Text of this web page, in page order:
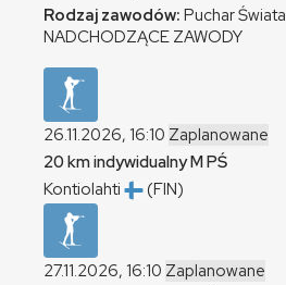
Rodzaj zawodów: Puchar Świata
NADCHODZĄCE ZAWODY
26.11.2026, 16:10 Zaplanowane
20 km indywidualnyMPŚ
Kontiolahti
(FIN)
27.11.2026, 16:10 Zaplanowane